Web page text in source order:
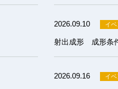
2026.09.10
2026.09.16